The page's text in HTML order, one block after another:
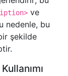
ve
nedenle, bu
şekilde